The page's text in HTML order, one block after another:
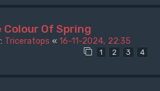
Colour Of Spring
Triceratops « 16-11-2024, 22:35
1 2 3 4